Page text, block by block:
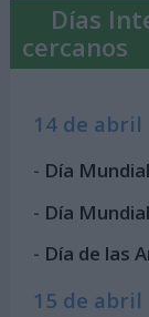
Días
cercanos
14 de abril
- Día
- Día
- Día de las
15 de abril